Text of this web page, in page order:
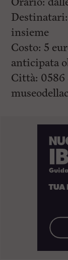
insieme
Costo: 5
anticipata
Città: 0586